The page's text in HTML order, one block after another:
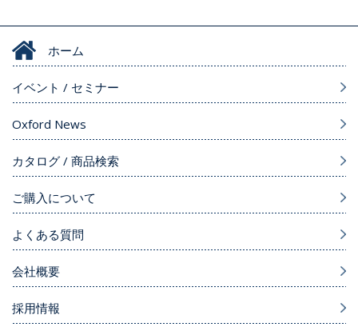
ホーム
イベント / セミナー
Oxford News
カタログ / 商品検索
ご購入について
よくある質問
会社概要
採用情報